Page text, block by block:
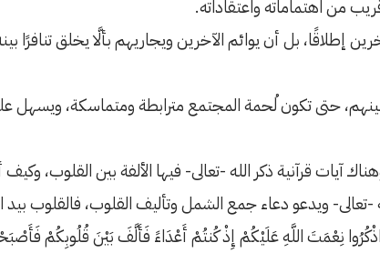
من اهتماماته واعتقاداته.
إطلاقًا، بل أن يوائم الآخرين ويجاريهم بألَّا يخلق تنافرًا
حتى تكون لُحمة المجتمع مترابطة ومتماسكة، ويسهل
آيات قرآنية ذكر الله -تعالى- فيها الألفة بين
ويدعو دعاء جمع الشمل وتأليف القلوب، فالقلوب بيد
نِعْمَتَ اللَّهِ عَلَيْكُمْ إِذْ كُنتُمْ أَعْدَاءً فَأَلَّفَ بَيْنَ قُلُوبِكُمْ